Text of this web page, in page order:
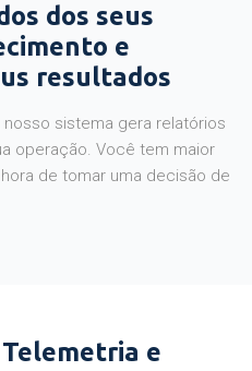
dos seus
e
resultados
sistema gera relatórios
operação. Você tem maior
de tomar uma decisão de
e